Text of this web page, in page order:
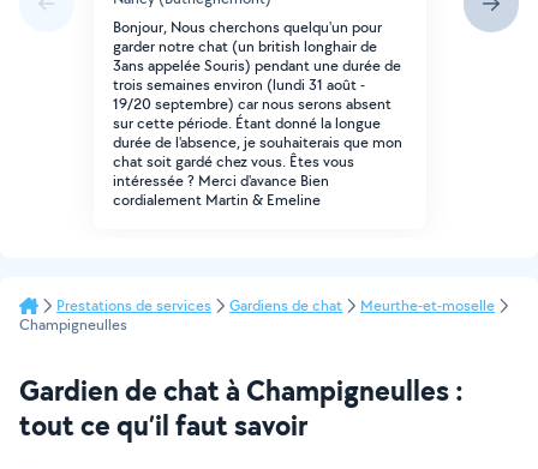
Bonjour, Nous cherchons quelqu'un pour
garder notre chat (un british longhair de
3ans appelée Souris) pendant une durée de
trois semaines environ (lundi 31 août -
19/20 septembre) car nous serons absent
sur cette période. Étant donné la longue
durée de l'absence, je souhaiterais que mon
chat soit gardé chez vous. Êtes vous
intéressée ? Merci d'avance Bien
cordialement Martin & Emeline
Prestations de services Gardiens de chat
Meurthe-et-moselle
Champigneulles
Gardien de chat à Champigneulles :
tout ce qu’il faut savoir